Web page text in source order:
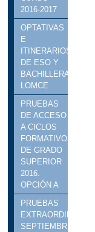
2016-2017
OPTATIVAS
E
ITINERARIOS
DE ESO Y
BACHILLERATO
LOMCE
PRUEBAS
DE ACCESO
A CICLOS
FORMATIVOS
DE GRADO
SUPERIOR
2016.
OPCIÓN A
PRUEBAS
EXTRAORDINARIAS
SEPTIEMBRE